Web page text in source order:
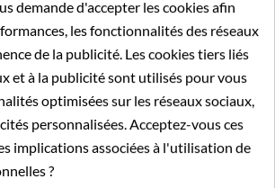
demande d'accepter les cookies afin
les fonctionnalités des réseaux
de la publicité. Les cookies tiers liés
et à la publicité sont utilisés pour vous
optimisées sur les réseaux sociaux,
personnalisées. Acceptez-vous ces
implications associées à l'utilisation de
?